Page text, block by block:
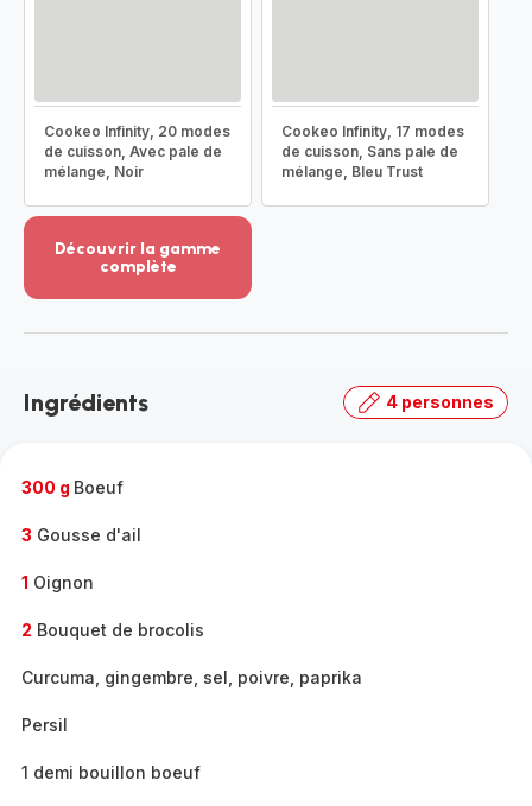
Cookeo Infinity, 20 modes
de cuisson, Avec pale de
mélange, Noir
Cookeo Infinity, 17 modes
de cuisson, Sans pale de
mélange, Bleu Trust
Découvrir la gamme
complète
-
gamme
Ingrédients 4 personnes
300 g Boeuf
3 Gousse d'ail
1 Oignon
2 Bouquet de brocolis
Curcuma, gingembre, sel, poivre, paprika
Persil
1 demi bouillon boeuf